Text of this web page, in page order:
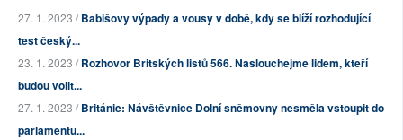
27. 1. 2023 /Babišovy výpady a vousy v době, kdy se blíží rozhodující
test český...
23. 1. 2023 /Rozhovor Britských listů 566. Naslouchejme lidem, kteří
budou volit...
27. 1. 2023 /Británie: Návštěvnice Dolní sněmovny nesměla vstoupit do
parlamentu...